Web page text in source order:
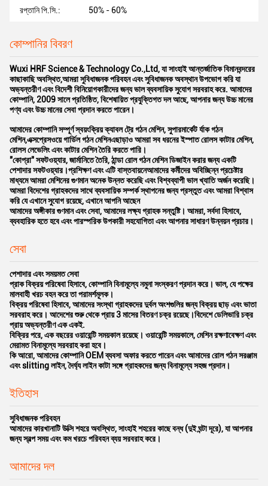
রপ্তানি পি.সি.: 50% - 60%
কোম্পানির বিবরণ
Wuxi HRF Science & Technology Co.,Ltd, যা সাংহাই আন্তর্জাতিক বিমানবন্দরের
কাছাকাছি অবস্থিত,আমরা সুবিধাজনক পরিবহন এবং সুবিধাজনক অবস্থান উপভোগ করি যা
অভ্যন্তরীণ এবং বিদেশী বিনিয়োগকারীদের জন্য ভাল ব্যবসায়িক সুযোগ সরবরাহ করে. আমাদের
কোম্পানি, 2009 সালে প্রতিষ্ঠিত, বিশেষায়িত প্রযুক্তিগত দল আছে, আপনার জন্য উচ্চ মানের
পণ্য এবং উচ্চ মানের সেবা প্রদান করতে পারেন।
আমাদের কোম্পানি সম্পূর্ণ স্বয়ংক্রিয় ক্যাবল ট্রে গঠন মেশিন, সুপারমার্কেট র্যাক গঠন
মেশিন,এক্সপ্রেসওয়ে গার্ডিল গঠন মেশিনএছাড়াও আমরা সব ধরনের ইস্পাত রোলস কাটার মেশিন,
রোলস লেভেলিং এবং কাটার মেশিন তৈরি করতে পারি।
"কোপ্রা" সফটওয়্যার, জার্মানিতে তৈরি, ঠান্ডা রোল গঠন মেশিন ডিজাইন করার জন্য একটি
পেশাদার সফটওয়্যার।প্রশিক্ষণ এবং এটি বাস্তবায়নেআমাদের কর্মীদের অবিচ্ছিন্ন প্রচেষ্টার
মাধ্যমে আমরা মেশিনের গুণমান অনেক উন্নত করেছি এবং বিশ্বব্যাপী ভাল খ্যাতি অর্জন করেছি।
আমরা বিদেশের গ্রাহকদের সাথে ব্যবসায়িক সম্পর্ক স্থাপনের জন্য প্রস্তুত এবং আমরা বিশ্বাস
করি যে এখানে সুযোগ রয়েছে, এখানে আপনি আছেন
আমাদের অঙ্গীকার গুণমান এবং সেবা, আমাদের লক্ষ্য গ্রাহক সন্তুষ্টি। আমরা, সর্বদা হিসাবে,
ব্যবহারিক হতে হবে এবং পারস্পরিক উপকারী সহযোগিতা এবং আপনার সাধারণ উন্নয়ন প্রচার।
সেবা
পেশাদার এবং সময়মত সেবা
প্রাক বিক্রয় পরিষেবা হিসাবে, কোম্পানি বিনামূল্যে নমুনা সংস্করণ প্রদান করে। ভাল, যে পক্ষের
মালবাহী খরচ বহন করে তা পরামর্শমূলক।
বিক্রয় পরিষেবা হিসাবে, আমাদের সংস্থা গ্রাহকদের দুর্বল অংশগুলির জন্য বিক্রয় ছাড় এবং ভাতা
সরবরাহ করে। আদেশের শুরু থেকে প্রায় 3 মাসের বিতরণ চক্র রয়েছে।বিদেশে ডেলিভারি চক্র
প্রায় অভ্যন্তরীণ এক একই.
বিক্রির পরে, এক বছরের ওয়ারেন্টি সময়কাল রয়েছে। ওয়ারেন্টি সময়কালে, মেশিন রক্ষণাবেক্ষণ এবং
মেরামত বিনামূল্যে সরবরাহ করা হবে।
কি আরো, আমাদের কোম্পানি OEM ব্যবসা অফার করতে পারেন এবং আমাদের রোল গঠন সরঞ্জাম
এবং slitting লাইন, দৈর্ঘ্য লাইন কাটা সঙ্গে গ্রাহকদের জন্য বিনামূল্যে সহজ প্রদান।
ইতিহাস
সুবিধাজনক পরিবহন
আমাদের কারখানাটি উক্সি শহরে অবস্থিত, সাংহাই শহরের কাছে বন্ধ (দুই ঘন্টা দূরে), যা আপনার
জন্য স্বল্প সময় এবং কম খরচে পরিবহন ব্যয় সরবরাহ করে।
আমাদের দল